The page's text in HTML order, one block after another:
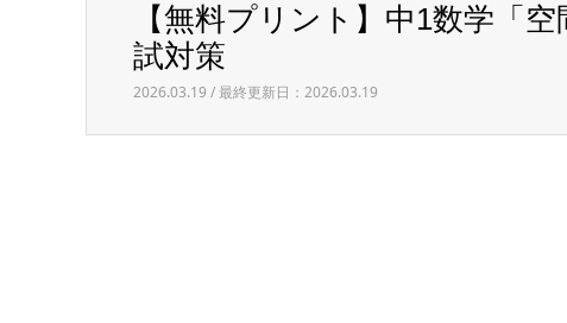
【無料プリント】中1数学「
試対策
2026.03.19 / 最終更新日：2026.03.19